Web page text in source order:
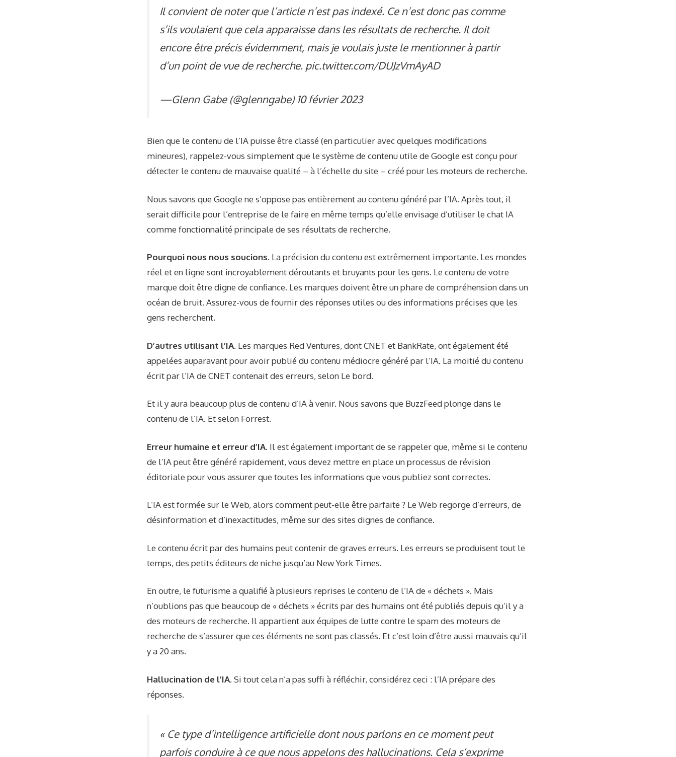
Il convient de noter que l’article n’est pas indexé. Ce n’est donc pas comme
s’ils voulaient que cela apparaisse dans les résultats de recherche. Il doit
encore être précis évidemment, mais je voulais juste le mentionner à partir
d’un point de vue de recherche. pic.twitter.com/DUJzVmAyAD
—Glenn Gabe (@glenngabe) 10 février 2023
Bien que le contenu de l’IA puisse être classé (en particulier avec quelques modifications
mineures), rappelez-vous simplement que le système de contenu utile de Google est conçu pour
détecter le contenu de mauvaise qualité – à l’échelle du site – créé pour les moteurs de recherche.
Nous savons que Google ne s’oppose pas entièrement au contenu généré par l’IA. Après tout, il
serait difficile pour l’entreprise de le faire en même temps qu’elle envisage d’utiliser le chat IA
comme fonctionnalité principale de ses résultats de recherche.
Pourquoi nous nous soucions. La précision du contenu est extrêmement importante. Les mondes
réel et en ligne sont incroyablement déroutants et bruyants pour les gens. Le contenu de votre
marque doit être digne de confiance. Les marques doivent être un phare de compréhension dans un
océan de bruit. Assurez-vous de fournir des réponses utiles ou des informations précises que les
gens recherchent.
D’autres utilisant l’IA. Les marques Red Ventures, dont CNET et BankRate, ont également été
appelées auparavant pour avoir publié du contenu médiocre généré par l’IA. La moitié du contenu
écrit par l’IA de CNET contenait des erreurs, selon Le bord.
Et il y aura beaucoup plus de contenu d’IA à venir. Nous savons que BuzzFeed plonge dans le
contenu de l’IA. Et selon Forrest.
Erreur humaine et erreur d’IA. Il est également important de se rappeler que, même si le contenu
de l’IA peut être généré rapidement, vous devez mettre en place un processus de révision
éditoriale pour vous assurer que toutes les informations que vous publiez sont correctes.
L’IA est formée sur le Web, alors comment peut-elle être parfaite ? Le Web regorge d’erreurs, de
désinformation et d’inexactitudes, même sur des sites dignes de confiance.
Le contenu écrit par des humains peut contenir de graves erreurs. Les erreurs se produisent tout le
temps, des petits éditeurs de niche jusqu’au New York Times.
En outre, le futurisme a qualifié à plusieurs reprises le contenu de l’IA de « déchets ». Mais
n’oublions pas que beaucoup de « déchets » écrits par des humains ont été publiés depuis qu’il y a
des moteurs de recherche. Il appartient aux équipes de lutte contre le spam des moteurs de
recherche de s’assurer que ces éléments ne sont pas classés. Et c’est loin d’être aussi mauvais qu’il
y a 20 ans.
Hallucination de l’IA. Si tout cela n’a pas suffi à réfléchir, considérez ceci : l’IA prépare des
réponses.
« Ce type d’intelligence artificielle dont nous parlons en ce moment peut
parfois conduire à ce que nous appelons des hallucinations. Cela s’exprime